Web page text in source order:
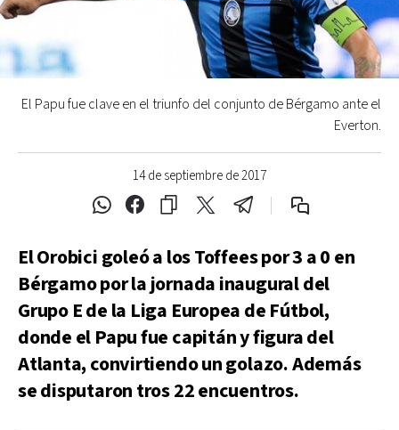
14 de septiembre de 2017
El Papu fue clave en el triunfo del conjunto de Bérgamo ante el
Everton.
El Orobici goleó a los Toffees por 3 a 0 en
Bérgamo por la jornada inaugural del
Grupo E de la Liga Europea de Fútbol,
donde el Papu fue capitán y figura del
Atlanta, convirtiendo un golazo. Además
se disputaron tros 22 encuentros.